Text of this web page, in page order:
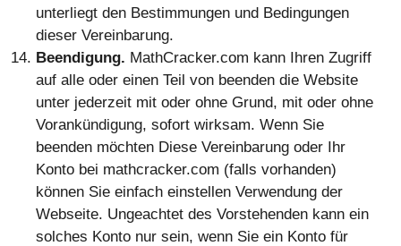
unterliegt den Bestimmungen und Bedingungen
dieser Vereinbarung.
Beendigung. MathCracker.com kann Ihren Zugriff auf alle oder einen Teil von beenden die Website unter jederzeit mit oder ohne Grund, mit oder ohne Vorankündigung, sofort wirksam. Wenn Sie beenden möchten Diese Vereinbarung oder Ihr Konto bei mathcracker.com (falls vorhanden) können Sie einfach einstellen Verwendung der Webseite. Ungeachtet des Vorstehenden kann ein solches Konto nur sein, wenn Sie ein Konto für kostenpflichtige Dienste haben Wird von MathCracker.com gekündigt, wenn Sie gegen diese Vereinbarung verstoßen und diese nicht heilen Verletzung innerhalb dreißig (30) Tage nach der Mitteilung von MathCracker an Sie; vorausgesetzt, MathCracker.com kann die Website im Rahmen einer allgemeinen Schließung sofort kündigen runter von unserem Bedienung. Alle Bestimmungen dieser Vereinbarung, die ihrer Natur nach die Kündigung überleben sollten, bleiben bestehen